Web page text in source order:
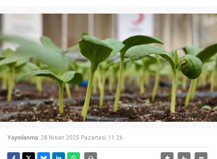
Yayınlanma: 28 Nisan 2025 Pazartesi 11:26